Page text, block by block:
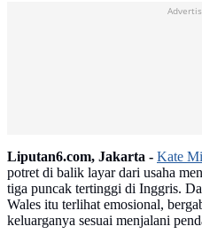
Liputan6.com, Jakarta - Kate
potret di balik layar dari usaha
tiga puncak tertinggi di Inggris.
Wales itu terlihat emosional,
keluarganya sesuai menjalani